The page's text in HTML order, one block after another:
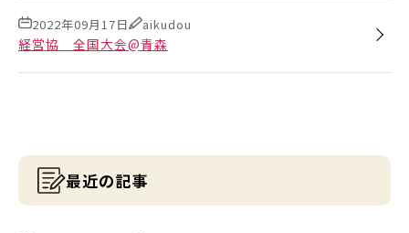
経営協 全国大会@青森
2022年09月17日 aikudou
最近の記事